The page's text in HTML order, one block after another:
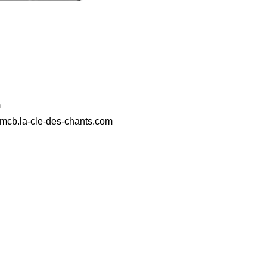
cle-des-chants.com